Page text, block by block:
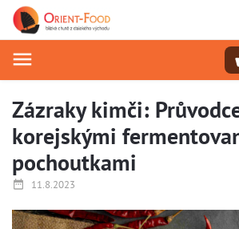
Zázraky kimči:
korejskými
pochoutkami
11.8.2023